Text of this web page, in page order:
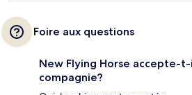
Foire aux questions
New Flying Horse accepte-
compagnie?